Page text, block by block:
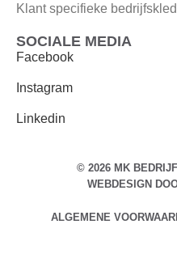
Klant specifieke
SOCIALE MEDIA
Facebook
Instagram
Linkedin
© 2026 MK
WEBDESIGN
ALGEMENE